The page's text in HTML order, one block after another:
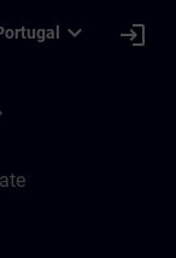
expand_more login